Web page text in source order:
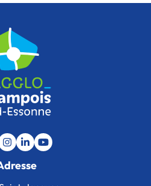
vers le compte Facebook
Lien vers le compte Instagram
Lien vers le compte Linkedin
Lien vers la chaîne